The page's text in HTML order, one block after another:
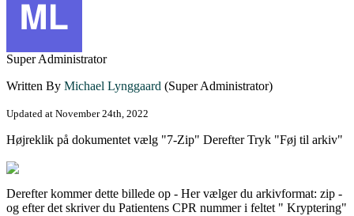
Super Administrator
Written By Michael Lynggaard (Super Administrator)
Updated at November 24th, 2022
Højreklik på dokumentet vælg "7-Zip" Derefter Tryk "Føj til arkiv"
Derefter kommer dette billede op - Her vælger du arkivformat: zip -
og efter det skriver du Patientens CPR nummer i feltet " Kryptering"